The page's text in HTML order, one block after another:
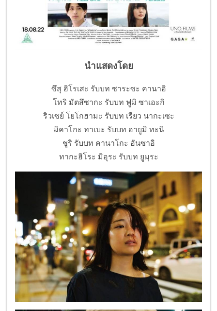
นำแสดงโดย
ซึสุ ฮิโรเสะ รับบท ซาระซะ คานาอิ
โทริ มัตสึซากะ รับบท ฟูมิ ซาเอะกิ
ริวเซย์ โยโกฮามะ รับบท เรียว นากะเซะ
มิคาโกะ ทาเบะ รับบท อายูมิ ทะนิ
ชูริ รับบท คานาโกะ อันซาอิ
ทากะฮิโระ มิอุระ รับบท ยูมุระ